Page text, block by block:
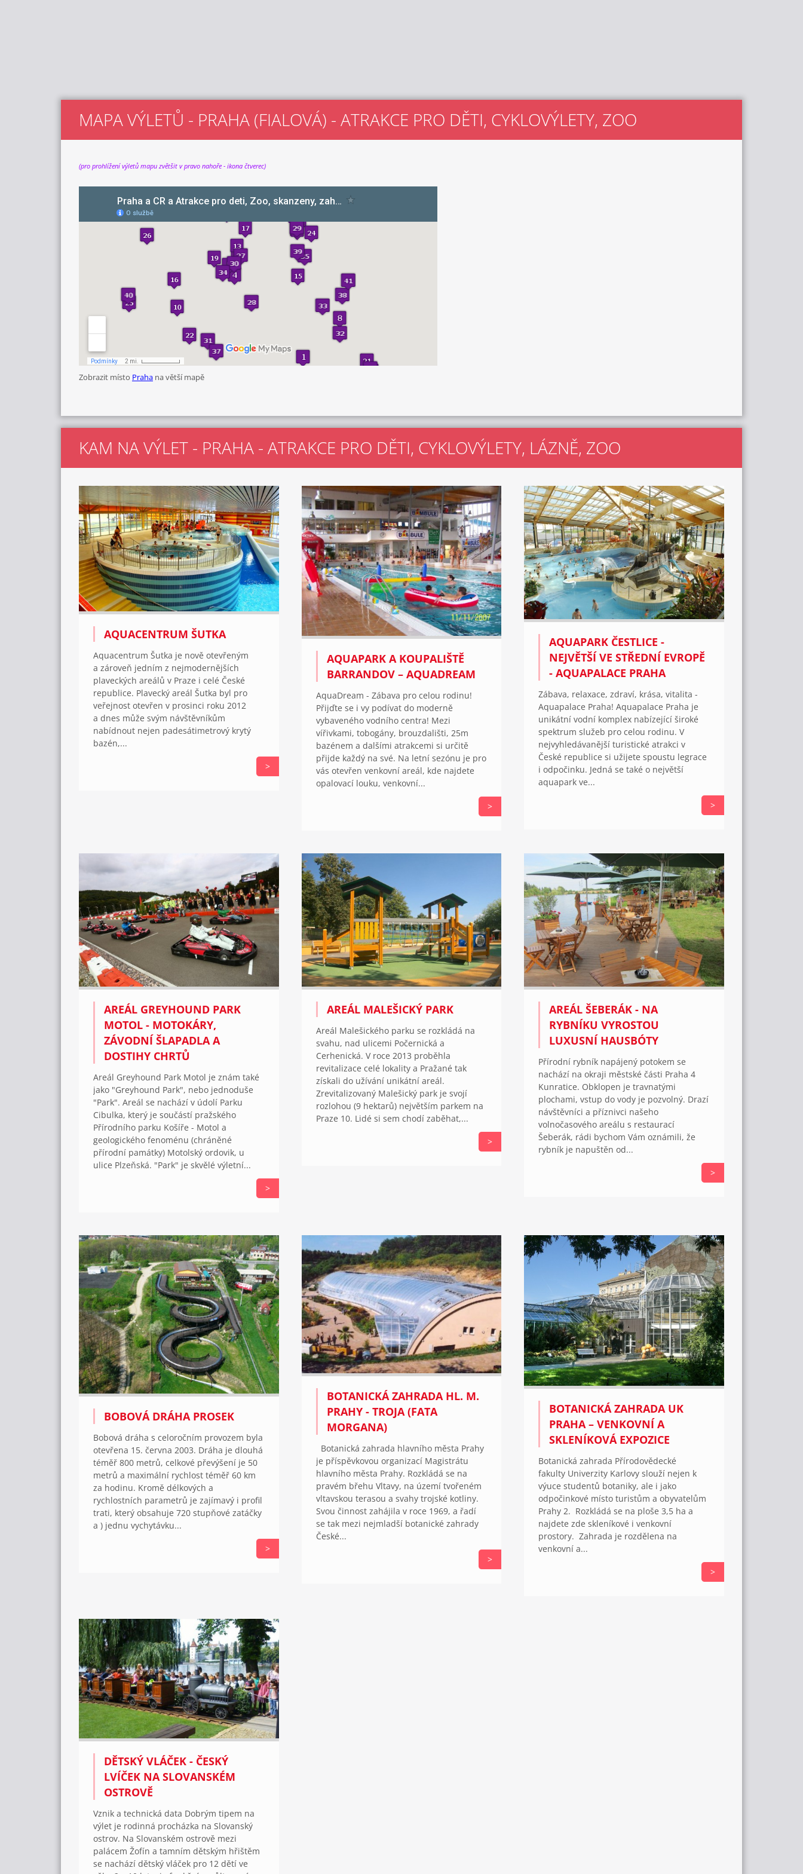
MAPA VÝLETŮ - PRAHA (FIALOVÁ) - ATRAKCE PRO DĚTI, CYKLOVÝLETY, ZOO
(pro prohlížení výletů mapu zvětšit v pravo nahoře - ikona čtverec)
Zobrazit místo Praha na větší mapě
KAM NA VÝLET - PRAHA - ATRAKCE PRO DĚTI, CYKLOVÝLETY, LÁZNĚ, ZOO
AQUACENTRUM ŠUTKA
Aquacentrum Šutka je nově otevřeným
a zároveň jedním z nejmodernějších
plaveckých areálů v Praze i celé České
republice. Plavecký areál Šutka byl pro
veřejnost otevřen v prosinci roku 2012
a dnes může svým návštěvníkům
nabídnout nejen padesátimetrový krytý
bazén,...
>
AQUAPARK A KOUPALIŠTĚ
BARRANDOV – AQUADREAM
AquaDream - Zábava pro celou rodinu!
Přijďte se i vy podívat do moderně
vybaveného vodního centra! Mezi
vířivkami, tobogány, brouzdališti, 25m
bazénem a dalšími atrakcemi si určitě
přijde každý na své. Na letní sezónu je pro
vás otevřen venkovní areál, kde najdete
opalovací louku, venkovní...
>
AQUAPARK ČESTLICE -
NEJVĚTŠÍ VE STŘEDNÍ EVROPĚ
- AQUAPALACE PRAHA
Zábava, relaxace, zdraví, krása, vitalita -
Aquapalace Praha! Aquapalace Praha je
unikátní vodní komplex nabízející široké
spektrum služeb pro celou rodinu. V
nejvyhledávanější turistické atrakci v
České republice si užijete spoustu legrace
i odpočinku. Jedná se také o největší
aquapark ve...
>
AREÁL GREYHOUND PARK
MOTOL - MOTOKÁRY,
ZÁVODNÍ ŠLAPADLA A
DOSTIHY CHRTŮ
Areál Greyhound Park Motol je znám také
jako "Greyhound Park", nebo jednoduše
"Park". Areál se nachází v údolí Parku
Cibulka, který je součástí pražského
Přírodního parku Košíře - Motol a
geologického fenoménu (chráněné
přírodní památky) Motolský ordovik, u
ulice Plzeňská. "Park" je skvělé výletní...
>
AREÁL MALEŠICKÝ PARK
Areál Malešického parku se rozkládá na
svahu, nad ulicemi Počernická a
Cerhenická. V roce 2013 proběhla
revitalizace celé lokality a Pražané tak
získali do užívání unikátní areál.
Zrevitalizovaný Malešický park je svojí
rozlohou (9 hektarů) největším parkem na
Praze 10. Lidé si sem chodí zaběhat,...
>
AREÁL ŠEBERÁK - NA
RYBNÍKU VYROSTOU
LUXUSNÍ HAUSBÓTY
Přírodní rybník napájený potokem se
nachází na okraji městské části Praha 4
Kunratice. Obklopen je travnatými
plochami, vstup do vody je pozvolný. Drazí
návštěvníci a příznivci našeho
volnočasového areálu s restaurací
Šeberák, rádi bychom Vám oznámili, že
rybník je napuštěn od...
>
BOBOVÁ DRÁHA PROSEK
Bobová dráha s celoročním provozem byla
otevřena 15. června 2003. Dráha je dlouhá
téměř 800 metrů, celkové převýšení je 50
metrů a maximální rychlost téměř 60 km
za hodinu. Kromě délkových a
rychlostních parametrů je zajímavý i profil
trati, který obsahuje 720 stupňové zatáčky
a ) jednu vychytávku...
>
BOTANICKÁ ZAHRADA HL. M.
PRAHY - TROJA (FATA
MORGANA)
Botanická zahrada hlavního města Prahy
je příspěvkovou organizací Magistrátu
hlavního města Prahy. Rozkládá se na
pravém břehu Vltavy, na území tvořeném
vltavskou terasou a svahy trojské kotliny.
Svou činnost zahájila v roce 1969, a řadí
se tak mezi nejmladší botanické zahrady
České...
>
BOTANICKÁ ZAHRADA UK
PRAHA – VENKOVNÍ A
SKLENÍKOVÁ EXPOZICE
Botanická zahrada Přírodovědecké
fakulty Univerzity Karlovy slouží nejen k
výuce studentů botaniky, ale i jako
odpočinkové místo turistům a obyvatelům
Prahy 2. Rozkládá se na ploše 3,5 ha a
najdete zde skleníkové i venkovní
prostory. Zahrada je rozdělena na
venkovní a...
>
DĚTSKÝ VLÁČEK - ČESKÝ
LVÍČEK NA SLOVANSKÉM
OSTROVĚ
Vznik a technická data Dobrým tipem na
výlet je rodinná procházka na Slovanský
ostrov. Na Slovanském ostrově mezi
palácem Žofín a tamním dětským hřištěm
se nachází dětský vláček pro 12 dětí ve